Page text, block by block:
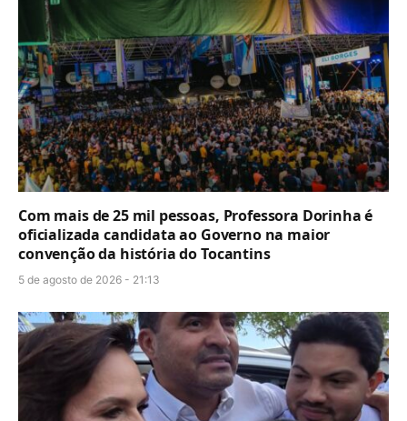
Com mais de 25 mil pessoas, Professora Dorinha é
oficializada candidata ao Governo na maior
convenção da história do Tocantins
5 de agosto de 2026 - 21:13